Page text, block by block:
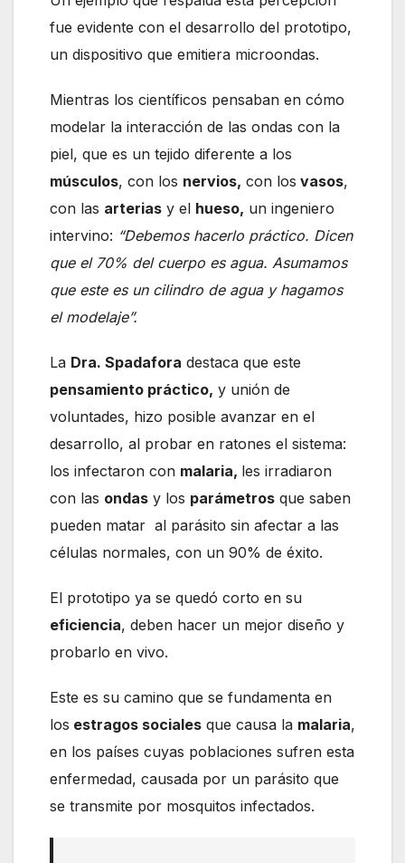
fue evidente con el desarrollo del prototipo,
un dispositivo que emitiera microondas.
Mientras los científicos pensaban en cómo
modelar la interacción de las ondas con la
piel, que es un tejido diferente a los
músculos, con los nervios, con los vasos,
con las arterias y el hueso, un ingeniero
intervino: “Debemos hacerlo práctico. Dicen
que el 70% del cuerpo es agua. Asumamos
que este es un cilindro de agua y hagamos
el modelaje”.
La Dra. Spadafora destaca que este
pensamiento práctico, y unión de
voluntades, hizo posible avanzar en el
desarrollo, al probar en ratones el sistema:
los infectaron con malaria, les irradiaron
con las ondas y los parámetros que saben
pueden matar al parásito sin afectar a las
células normales, con un 90% de éxito.
El prototipo ya se quedó corto en su
eficiencia, deben hacer un mejor diseño y
probarlo en vivo.
Este es su camino que se fundamenta en
los estragos sociales que causa la malaria,
en los países cuyas poblaciones sufren esta
enfermedad, causada por un parásito que
se transmite por mosquitos infectados.